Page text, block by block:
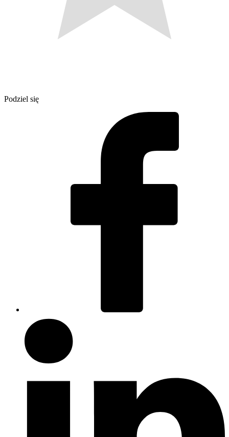
Podziel się